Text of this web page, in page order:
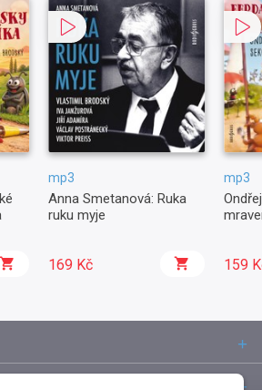
mp3
Anna Smetanová: Ruka
ruku myje
169 Kč
mp3
159